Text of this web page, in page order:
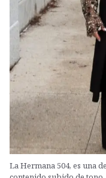
La Hermana 504, es una